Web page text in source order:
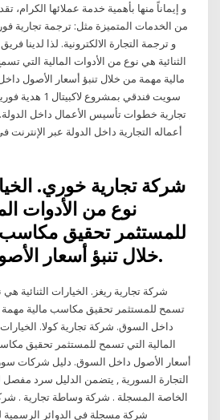
و إيماناً منها بأهمية خدمة عملائها الكرام،
من الخدمات المتميزة مثل: ترجمة تجارية
و ترجمة التجارة الالكترونية. لذا لدينا
الثنائية هي نوع من الأدوات المالية التي
مالية مهمة من خلال تنبؤ أسعار الأصول
تجارية خطوات تأسيس الأعمال داخل
أعماله التجارية داخل الدولة عبر
شركة تجارية خوري.
نوع من الأدوات
للمستثمر تحقيق
خلال تنبؤ أسعار الأصول داخل السوق.
شركة تجارية ريغز. الخيارات الثنائية
تسمح للمستثمر تحقيق مكاسب مالية مهمة
داخل السوق. شركة تجارية كولا.
المالية التي تسمح للمستثمر تحقيق
أسعار الأصول داخل السوق. دليل شركات
التجارة السورية , يتضمن الدليل سرد مفصل
الخاصة المسجلة . شركة وساطة تجارية .
شركة مسجلة في الدوائر الرسمية